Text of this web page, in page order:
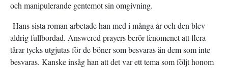
och manipulerande gentemot sin omgivning.
Hans sista roman arbetade han med i många år och den blev
aldrig fullbordad. Answered prayers berör fenomenet att flera
tårar tycks utgjutas för de böner som besvaras än dem som inte
besvaras. Kanske insåg han att det var ett tema som följt honom